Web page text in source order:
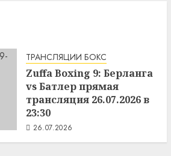
ТРАНСЛЯЦИИ БОКС
Zuffa Boxing 9: Берланга
vs Батлер прямая
трансляция 26.07.2026 в
23:30
26.07.2026